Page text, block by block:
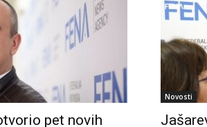
pet novih
Novosti